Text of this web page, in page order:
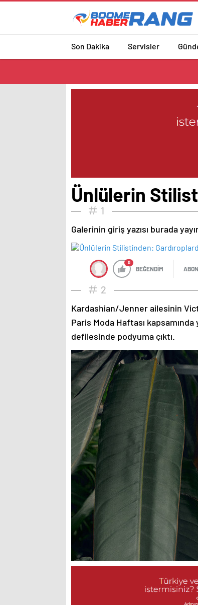
Son Dakika Servisler
Ünlülerin
1
Galerinin giriş yazısı burada
0
BEĞENDİM
2
Kardashian/Jenner ailesinin
Paris Moda Haftası
defilesinde podyuma çıktı.